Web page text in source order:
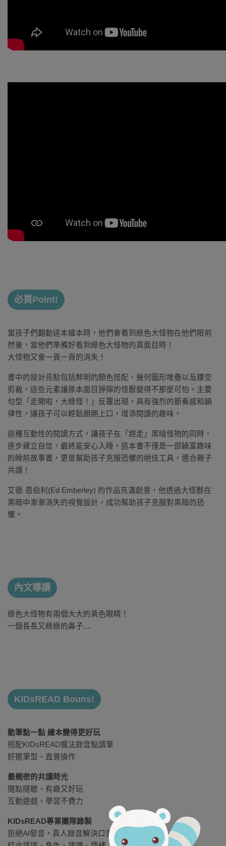
必買Point!
當孩子們翻動這本繪本時，他們會看到綠色大怪物在他們眼前
然後，當他們準備好看到綠色大怪物的真面目時！
大怪物又會一頁一頁的消失！
書中的設計亮點包括鮮明的顏色搭配、幾何圖形堆疊以及鏤空
剪裁，這些元素讓原本面目猙獰的怪獸變得不那麼可怕。主要
句型「走開啦，大綠怪！」反覆出現，具有強烈的節奏感和韻
律性，讓孩子可以輕鬆朗朗上口，增添閱讀的趣味。
這種互動性的閱讀方式，讓孩子在「趕走」黑暗怪物的同時，
逐步建立自信，最終能安心入睡。這本書不僅是一部饒富趣味
的睡前故事書，更是幫助孩子克服恐懼的絕佳工具，適合親子
共讀！
艾德·恩伯利(Ed Emberley) 的作品充滿創意，他透過大怪獸在
黑暗中漸漸消失的視覺設計，成功幫助孩子克服對黑暗的恐
懼。
內文導讀
綠色大怪物有兩個大大的黃色眼睛！
一個長長又綠綠的鼻子....
KIDsREAD Bouns!
動筆點一點 繪本變得更好玩
搭配KIDsREAD魔法錄音點讀筆
好握筆型、直覺操作
最親密的共讀時光
隨點隨聽、有趣又好玩
互動遊戲，學習不費力
KIDsREAD專業團隊錄製
拒絕AI發音，真人錄音解決口音問題